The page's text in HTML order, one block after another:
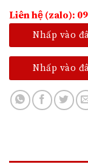
Liên hệ (zalo):
Nhấp vào
Nhấp vào